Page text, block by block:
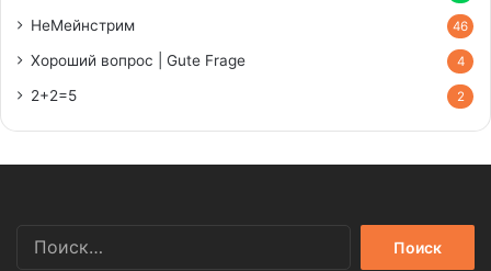
НеМейнстрим 46
Хороший вопрос | Gute Frage 4
2+2=5 2